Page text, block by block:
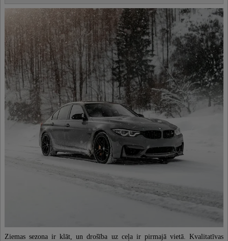
Ziemas sezona ir klāt, un drošība uz ceļa ir pirmajā vietā. Kvalitatīvas